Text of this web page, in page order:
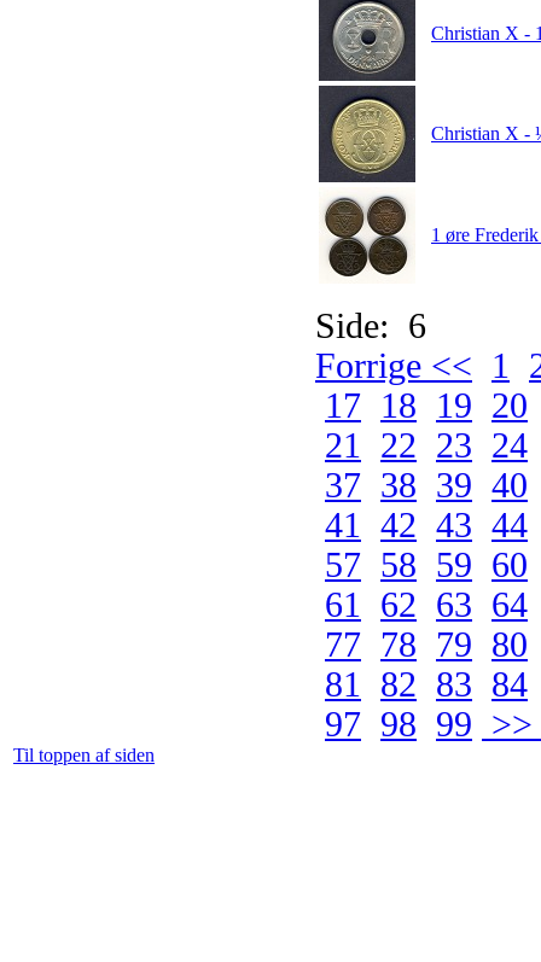
Christian X -
Christian X -
1 øre
Side: 6
Forrige << 1
17 18 19 20
21
22 23 24
37 38 39 40
41
42 43 44
57 58 59 60
61
62 63 64
77 78 79 80
81
82 83 84
97 98 99 >>
Til toppen af siden